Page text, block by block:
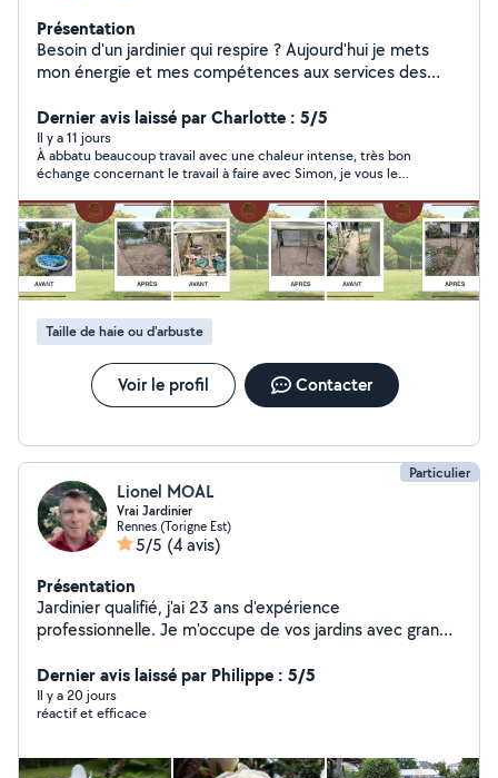
Présentation
Besoin d'un jardinier qui respire ? Aujourd'hui je mets
mon énergie et mes compétences aux services des
extérieur. Je peux répondre à une multitude de vos
demandes dans des tranches de prix relativement
tranquille, mon objectif : vous rendre heureux de votre
choix et profiter de nouveau de votre espace extérieur
!! Je suis dispos mais pas trop, Je m'adapte à vos
BESOINS !!
Dernier avis laissé par Charlotte : 5/5
Il y a 11 jours
À abbatu beaucoup travail avec une chaleur intense, très bon
échange concernant le travail à faire avec Simon, je vous le
Taille de haie ou d'arbuste
Voir le profil Contacter
Particulier
Lionel MOAL
Vrai Jardinier
Rennes (Torigne Est)
5/5 (4 avis)
Présentation
Jardinier qualifié, j'ai 23 ans d'expérience
professionnelle. Je m'occupe de vos jardins avec grand
connaissance des végétaux, je conçois le jardin aussi
beau que possible. J'interviens sur l'ensemble de
Rennes Métropole, ainsi que sur la côte, de St Malo à St
service CESU.
Dernier avis laissé par Philippe : 5/5
Il y a 20 jours
réactif et efficace